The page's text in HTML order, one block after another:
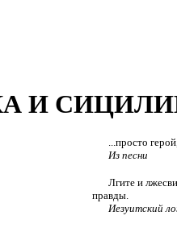
И
...просто
Из песни
Лгите и
правды.
Иезуитский